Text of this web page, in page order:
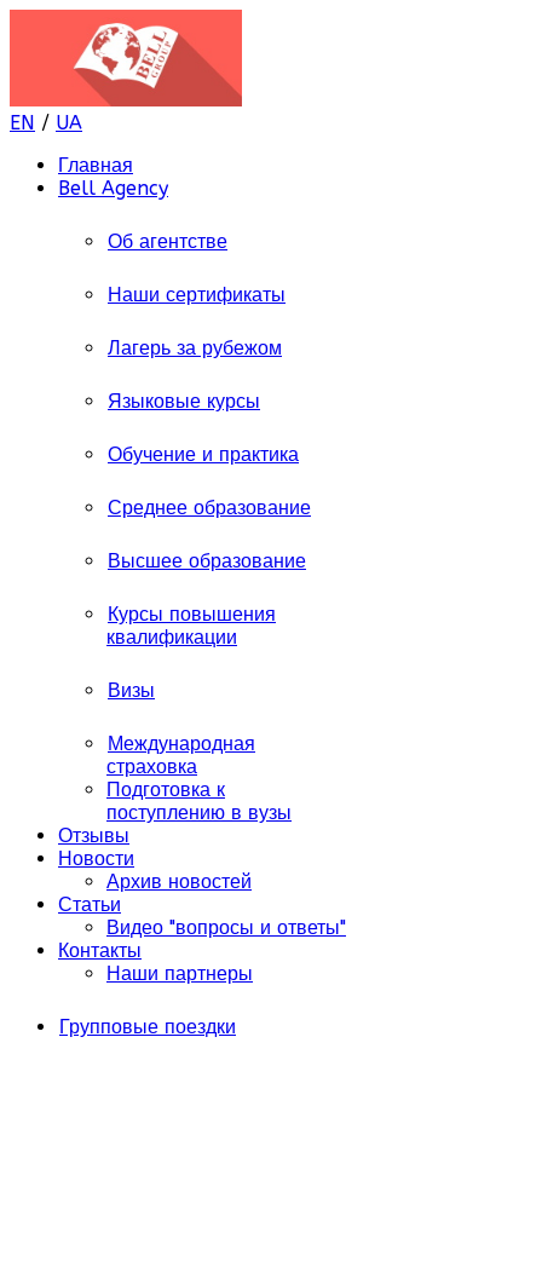
EN / UA
Главная
Bell Agency
Об агентстве
Наши сертификаты
Лагерь за рубежом
Языковые курсы
Обучение и практика
Среднее образование
Высшее образование
Курсы повышения
квалификации
Визы
Международная
страховка
Подготовка к
поступлению в вузы
Отзывы
Новости
Архив новостей
Статьи
Видео "вопросы и ответы"
Контакты
Наши партнеры
Групповые поездки